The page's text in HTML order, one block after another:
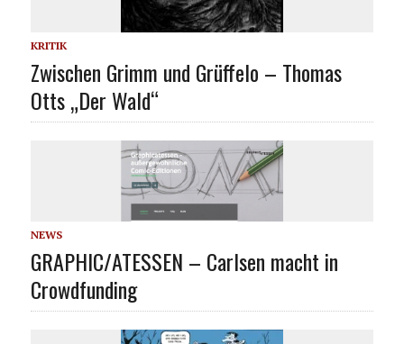
KRITIK
Zwischen Grimm und Grüffelo – Thomas
Otts „Der Wald“
NEWS
GRAPHIC/ATESSEN – Carlsen macht in
Crowdfunding